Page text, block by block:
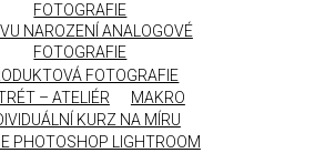
FOTOGRAFIE
NAROZENÍ ANALOGOVÉ
FOTOGRAFIE
FOTOGRAFIE
– ATELIÉR
MAKRO
KURZ NA MÍRU
PHOTOSHOP LIGHTROOM